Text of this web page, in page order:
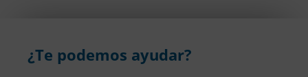
¿Te podemos ayudar?